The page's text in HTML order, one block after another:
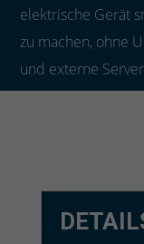
elektrische Gerät
zu machen, ohne
und externe